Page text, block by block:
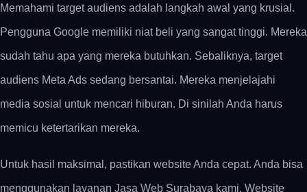
Memahami target audiens adalah langkah awal yang krusial.
Pengguna Google memiliki niat beli yang sangat tinggi. Mereka
sudah tahu apa yang mereka butuhkan. Sebaliknya, target
audiens Meta Ads sedang bersantai. Mereka menjelajahi
media sosial untuk mencari hiburan. Di sinilah Anda harus
memicu ketertarikan mereka.
Untuk hasil maksimal, pastikan website Anda cepat. Anda bisa
menggunakan layanan Jasa Web Surabaya kami. Website